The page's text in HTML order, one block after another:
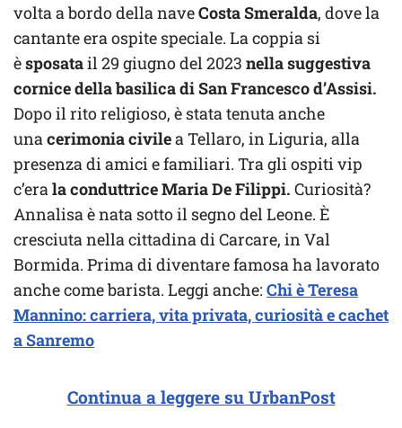
volta a bordo della naveCosta Smeralda, dove la
cantante era ospite speciale. La coppia si
èsposatail 29 giugno del 2023 nella suggestiva
cornice della basilica di San Francesco d’Assisi.
Dopo il rito religioso, è stata tenuta anche
unacerimonia civilea Tellaro, in Liguria, alla
presenza di amici e familiari. Tra gli ospiti vip
c’erala conduttrice Maria De Filippi. Curiosità?
Annalisa è nata sotto il segno del Leone. È
cresciuta nella cittadina di Carcare, in Val
Bormida. Prima di diventare famosa ha lavorato
anche come barista. Leggi anche: Chi è Teresa
Mannino: carriera, vita privata, curiosità e cachet
a Sanremo
Continua a leggere su UrbanPost